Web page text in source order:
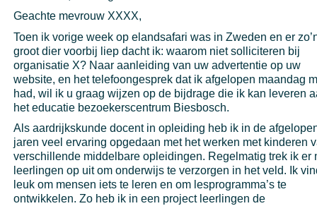
Geachte mevrouw XXXX,
Toen ik vorige week op elandsafari was in Zweden en er
groot dier voorbij liep dacht ik: waarom niet solliciteren bij
organisatie X? Naar aanleiding van uw advertentie op uw
website, en het telefoongesprek dat ik afgelopen maandag
had, wil ik u graag wijzen op de bijdrage die ik kan leveren
het educatie bezoekerscentrum Biesbosch.
Als aardrijkskunde docent in opleiding heb ik in de
jaren veel ervaring opgedaan met het werken met kinderen
verschillende middelbare opleidingen. Regelmatig trek ik er
leerlingen op uit om onderwijs te verzorgen in het veld. Ik
leuk om mensen iets te leren en om lesprogramma’s te
ontwikkelen. Zo heb ik in een project leerlingen de